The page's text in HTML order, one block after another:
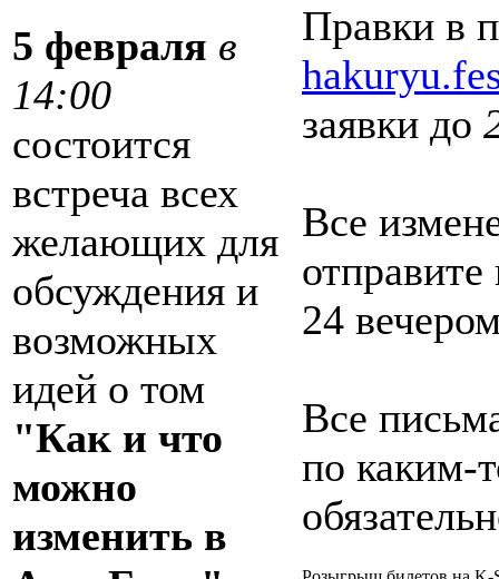
5 февраля в
14:00
состоится
встреча всех
желающих для
обсуждения и
возможных
идей о том
"Как и что
можно
изменить в
Правки в
заявки до
Все
24
Все
по каким-